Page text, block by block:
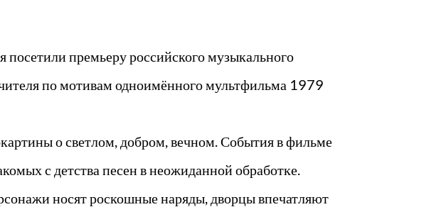
премьеру российского музыкального
по мотивам одноимённого мультфильма 1979
о светлом, добром, вечном. События в фильме
с детства песен в неожиданной обработке.
носят роскошные наряды, дворцы впечатляют